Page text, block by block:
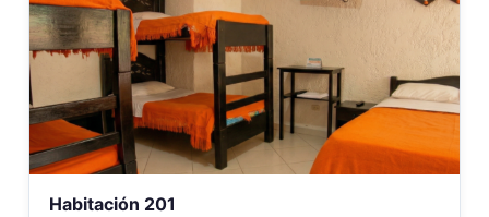
Habitación 201